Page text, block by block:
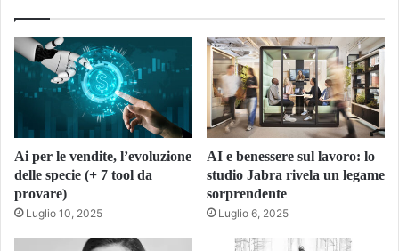
Ai per le vendite, l’evoluzione
delle specie (+ 7 tool da
provare)
Luglio 10, 2025
AI e benessere sul lavoro: lo
studio Jabra rivela un legame
sorprendente
Luglio 6, 2025